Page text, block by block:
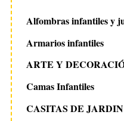
Alfombras infantiles y
Armarios infantiles
ARTE Y
Camas Infantiles
CASITAS DE JARDIN